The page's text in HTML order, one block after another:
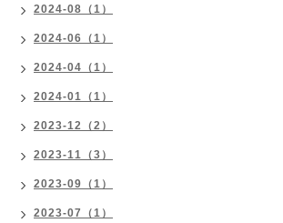
2024-08（1）
2024-06（1）
2024-04（1）
2024-01（1）
2023-12（2）
2023-11（3）
2023-09（1）
2023-07（1）